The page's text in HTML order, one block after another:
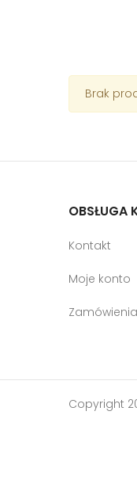
Brak
OBSŁUGA
Kontakt
Moje konto
Zamówienia
Copyright